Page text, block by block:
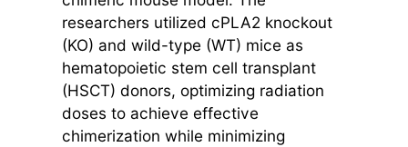
researchers utilized cPLA2 knockout
(KO) and wild-type (WT) mice as
hematopoietic stem cell transplant
(HSCT) donors, optimizing radiation
doses to achieve effective
chimerization while minimizing